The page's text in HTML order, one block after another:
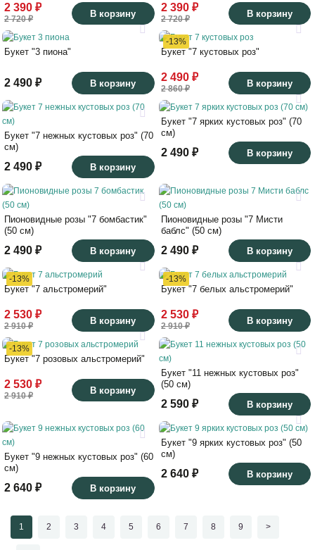
2 390 ₽
2 720 ₽ В корзину
2 390 ₽
2 720 ₽ В корзину
Букет "3 пиона"
2 490 ₽ В корзину
-13%
Букет "7 кустовых роз"
2 490 ₽
2 860 ₽ В корзину
Букет "7 нежных кустовых роз" (70
см)
2 490 ₽ В корзину
Букет "7 ярких кустовых роз" (70
см)
2 490 ₽ В корзину
Пионовидные розы "7 бомбастик"
(50 см)
2 490 ₽ В корзину
Пионовидные розы "7 Мисти
баблс" (50 см)
2 490 ₽ В корзину
-13%
Букет "7 альстромерий"
2 530 ₽
2 910 ₽ В корзину
-13%
Букет "7 белых альстромерий"
2 530 ₽
2 910 ₽ В корзину
-13%
Букет "7 розовых альстромерий"
2 530 ₽
2 910 ₽ В корзину
Букет "11 нежных кустовых роз"
(50 см)
2 590 ₽ В корзину
Букет "9 нежных кустовых роз" (60
см)
2 640 ₽ В корзину
Букет "9 ярких кустовых роз" (50
см)
2 640 ₽ В корзину
1 2 3 4 5 6 7 8 9 >